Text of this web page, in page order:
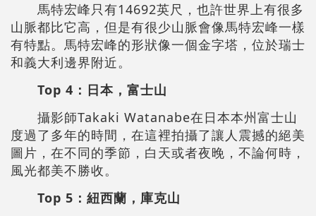
馬特宏峰只有14692英尺，也許世界上有很多
山脈都比它高，但是有很少山脈會像馬特宏峰一樣
有特點。馬特宏峰的形狀像一個金字塔，位於瑞士
和義大利邊界附近。
Top 4 ：日本，富士山
攝影師Takaki Watanabe在日本本州富士山
度過了多年的時間，在這裡拍攝了讓人震撼的絕美
圖片，在不同的季節，白天或者夜晚，不論何時，
風光都美不勝收。
Top 5 ：紐西蘭，庫克山